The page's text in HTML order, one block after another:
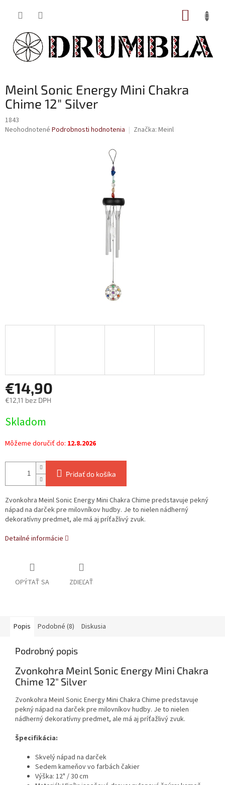
Meinl Sonic Energy Mini Chakra
Chime 12" Silver
1843
Priemerné
Neohodnotené Podrobnosti hodnotenia Značka: Meinl
€14,90
€12,11 bez DPH
cena:
Skladom
Môžeme doručiť do: 12.8.2026
Pridať do košíka
Zvonkohra Meinl Sonic Energy Mini Chakra Chime predstavuje pekný
nápad na darček pre milovníkov hudby. Je to nielen nádherný
dekoratívny predmet, ale má aj príťažlivý zvuk.
Detailné informácie
OPÝTAŤ SA ZDIEĽAŤ
Popis Podobné (8) Diskusia
Podrobný popis
Zvonkohra Meinl Sonic Energy Mini Chakra
Chime 12" Silver
Zvonkohra Meinl Sonic Energy Mini Chakra Chime predstavuje
pekný nápad na darček pre milovníkov hudby. Je to nielen
nádherný dekoratívny predmet, ale má aj príťažlivý zvuk.
Špecifikácia:
Skvelý nápad na darček
Sedem kameňov vo farbách čakier
Výška: 12" / 30 cm